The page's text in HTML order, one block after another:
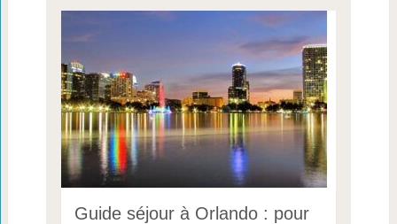
Guide séjour à Orlando : pour